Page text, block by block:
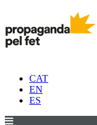
CAT
EN
ES